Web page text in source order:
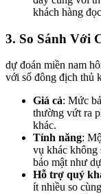
khách hàng
3. So Sánh Với
dự đoán miền nam
với số đông địch thủ
Giá cả: Mức
thường vứt ra
khác.
Tính năng:
vụ khác không
bảo mật như
Hỗ trợ quý
ít nhiều so